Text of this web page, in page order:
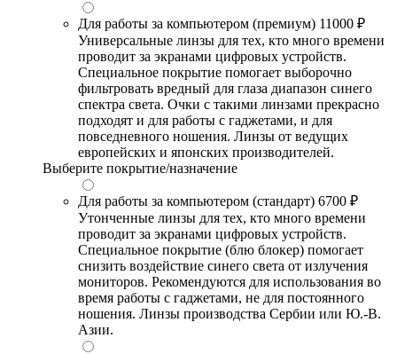
Для работы за компьютером (премиум) 11000 ₽
Универсальные линзы для тех, кто много времени
проводит за экранами цифровых устройств.
Специальное покрытие помогает выборочно
фильтровать вредный для глаза диапазон синего
спектра света. Очки с такими линзами прекрасно
подходят и для работы с гаджетами, и для
повседневного ношения. Линзы от ведущих
европейских и японских производителей.
Выберите покрытие/назначение
Для работы за компьютером (стандарт) 6700 ₽
Утонченные линзы для тех, кто много времени
проводит за экранами цифровых устройств.
Специальное покрытие (блю блокер) помогает
снизить воздействие синего света от излучения
мониторов. Рекомендуются для использования во
время работы с гаджетами, не для постоянного
ношения. Линзы производства Сербии или Ю.-В.
Азии.